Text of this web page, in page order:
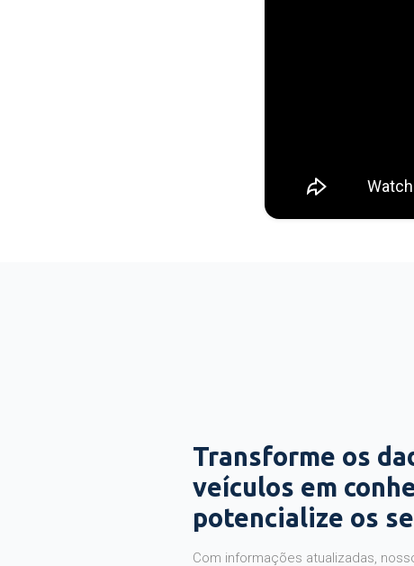
Transforme os
veículos em
potencialize os
Com informações atualizadas,